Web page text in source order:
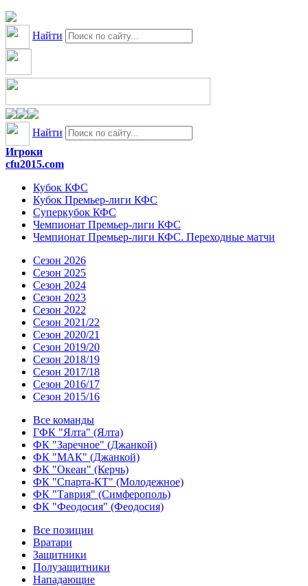
Найти
Найти
Игроки
cfu2015.com
Кубок КФС
Кубок Премьер-лиги КФС
Суперкубок КФС
Чемпионат Премьер-лиги КФС
Чемпионат Премьер-лиги КФС. Переходные матчи
Сезон 2026
Сезон 2025
Сезон 2024
Сезон 2023
Сезон 2022
Сезон 2021/22
Сезон 2020/21
Сезон 2019/20
Сезон 2018/19
Сезон 2017/18
Сезон 2016/17
Сезон 2015/16
Все команды
ГФК "Ялта" (Ялта)
ФК "Заречное" (Джанкой)
ФК "МАК" (Джанкой)
ФК "Океан" (Керчь)
ФК "Спарта-КТ" (Молодежное)
ФК "Таврия" (Симферополь)
ФК "Феодосия" (Феодосия)
Все позиции
Вратари
Защитники
Полузащитники
Нападающие